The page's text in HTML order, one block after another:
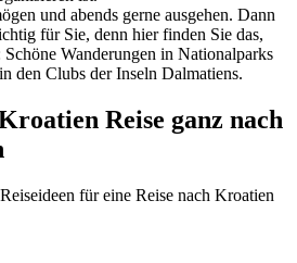
und abends gerne ausgehen. Dann
für Sie, denn hier finden Sie das,
Wanderungen in Nationalparks
den Clubs der Inseln Dalmatiens.
Reise ganz nach
für eine Reise nach Kroatien